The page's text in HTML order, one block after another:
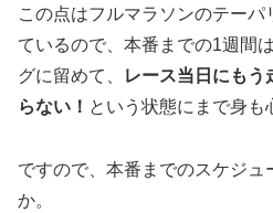
この点はフルマラソンのテー
ているので、本番までの1週間
グに留めて、
レース当日にもう
らない！ という状態にまで身も
ですので、本番までのスケジュ
か。